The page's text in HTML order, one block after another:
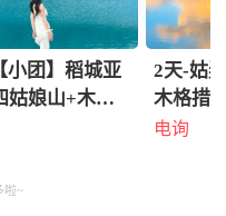
小团】稻城亚
姑娘山+木格
游
2天-姑
木格措
坝2天1
电询
啦~